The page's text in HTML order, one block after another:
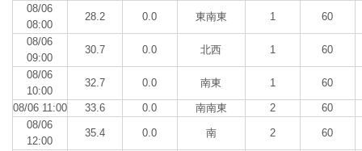
08/06
08:00
28.2 0.0 東南東 1 60
08/06
09:00
30.7 0.0 北西 1 60
08/06
10:00
32.7 0.0 南東 1 60
08/06 11:00 33.6 0.0 南南東 2
60
08/06
12:00
35.4 0.0 南 2 60